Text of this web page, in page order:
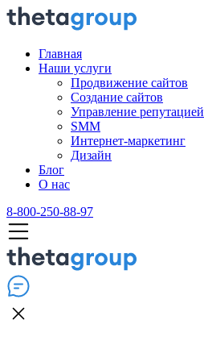
Главная
Наши услуги
Продвижение сайтов
Создание сайтов
Управление репутацией
SMM
Интернет-маркетинг
Дизайн
Блог
О нас
8-800-250-88-97